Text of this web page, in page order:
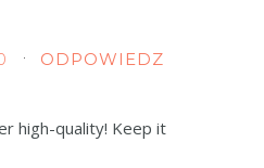
ODPOWIEDZ
high-quality! Keep it